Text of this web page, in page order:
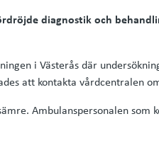
diagnostik och
i Västerås där
att kontakta vårdcentralen
Ambulanspersonalen som